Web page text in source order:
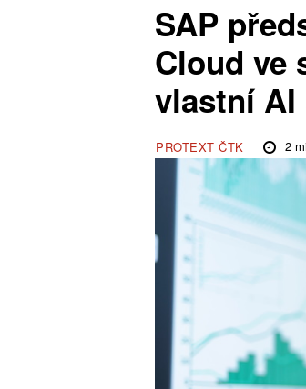
SAP
Cloud ve
vlastní AI
PROTEXT ČTK 2